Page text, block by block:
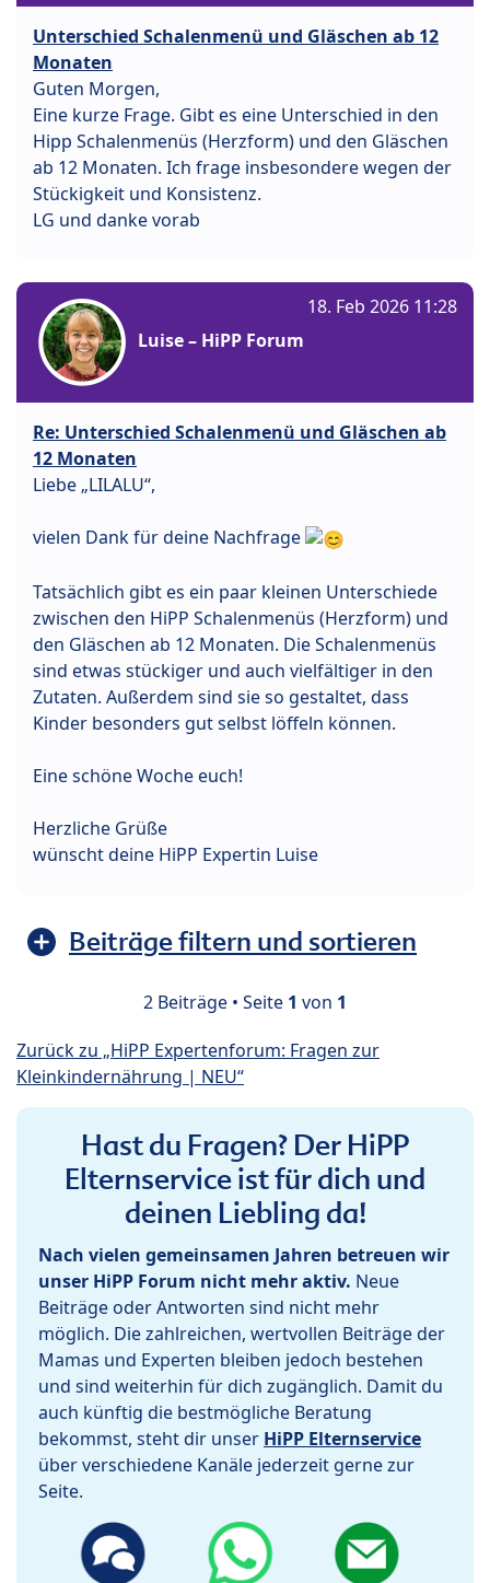
Unterschied Schalenmenü und Gläschen ab 12
Monaten
Guten Morgen,
Eine kurze Frage. Gibt es eine Unterschied in den
Hipp Schalenmenüs (Herzform) und den Gläschen
ab 12 Monaten. Ich frage insbesondere wegen der
Stückigkeit und Konsistenz.
LG und danke vorab
Luise – HiPP Forum
18. Feb 2026 11:28
Re: Unterschied Schalenmenü und Gläschen ab
12 Monaten
Liebe „LILALU“,
vielen Dank für deine Nachfrage
Tatsächlich gibt es ein paar kleinen Unterschiede
zwischen den HiPP Schalenmenüs (Herzform) und
den Gläschen ab 12 Monaten. Die Schalenmenüs
sind etwas stückiger und auch vielfältiger in den
Zutaten. Außerdem sind sie so gestaltet, dass
Kinder besonders gut selbst löffeln können.
Eine schöne Woche euch!
Herzliche Grüße
wünscht deine HiPP Expertin Luise
Beiträge filtern und sortieren
2 Beiträge • Seite 1 von 1
Zurück zu „HiPP Expertenforum: Fragen zur
Kleinkindernährung | NEU“
Hast du Fragen? Der HiPP
Elternservice ist für dich und
deinen Liebling da!
Nach vielen gemeinsamen Jahren betreuen wir
unser HiPP Forum nicht mehr aktiv. Neue
Beiträge oder Antworten sind nicht mehr
möglich. Die zahlreichen, wertvollen Beiträge der
Mamas und Experten bleiben jedoch bestehen
und sind weiterhin für dich zugänglich. Damit du
auch künftig die bestmögliche Beratung
bekommst, steht dir unser HiPP Elternservice
über verschiedene Kanäle jederzeit gerne zur
Seite.